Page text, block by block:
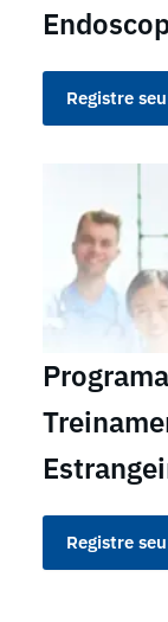
Registre
Registre